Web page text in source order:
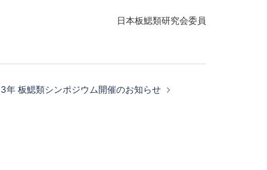
日本板鰓類研究会委員
年 板鰓類シンポジウム開催のお知らせ